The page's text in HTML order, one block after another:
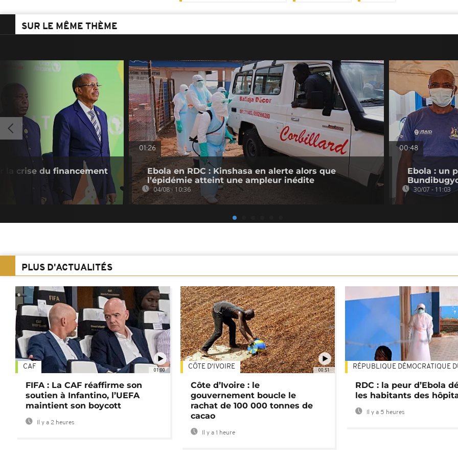
SUR LE MÊME THÈME
la crise du financement
01:26
Ebola en RDC : Kinshasa en alerte alors que
l’épidémie atteint une ampleur inédite
04/08 - 10:36
00:48
Ebola : un
30/07 - 11:03
PLUS D'ACTUALITÉS
01:00
CAF
FIFA : La CAF réaffirme son
soutien à Infantino, l’UEFA
maintient son boycott
Il y a 2 heures
00:51
CÔTE D'IVOIRE
Côte d’Ivoire : le
gouvernement boucle le
rachat de 100 000 tonnes de
cacao
Il y a 1 heure
RÉPUBLIQUE DÉMOCRATIQUE
RDC : la peur d’Ebola
les habitants des
Il y a 5 heures